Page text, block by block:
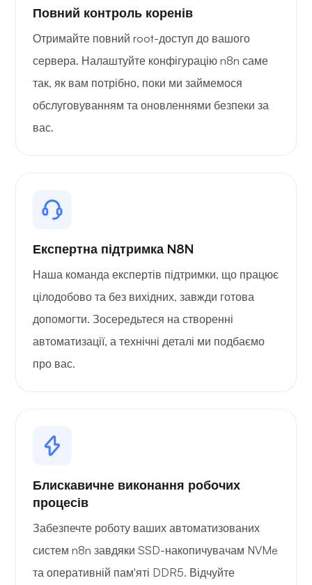
Повний контроль коренів
Отримайте повний root-доступ до вашого
сервера. Налаштуйте конфігурацію n8n саме
так, як вам потрібно, поки ми займемося
обслуговуванням та оновленнями безпеки за
вас.
Експертна підтримка N8N
Наша команда експертів підтримки, що працює
цілодобово та без вихідних, завжди готова
допомогти. Зосередьтеся на створенні
автоматизації, а технічні деталі ми подбаємо
про вас.
Блискавичне виконання робочих
процесів
Забезпечте роботу ваших автоматизованих
систем n8n завдяки SSD-накопичувачам NVMe
та оперативній пам'яті DDR5. Відчуйте